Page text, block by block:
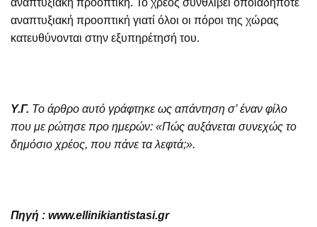
αναπτυξιακή προοπτική γιατί όλοι οι πόροι της χώρας
κατευθύνονται στην εξυπηρέτησή του.
Υ.Γ. Το άρθρο αυτό γράφτηκε ως απάντηση σ’ έναν φίλο
που με ρώτησε προ ημερών: «Πώς αυξάνεται συνεχώς το
δημόσιο χρέος, που πάνε τα λεφτά;».
Πηγή : www.ellinikiantistasi.gr